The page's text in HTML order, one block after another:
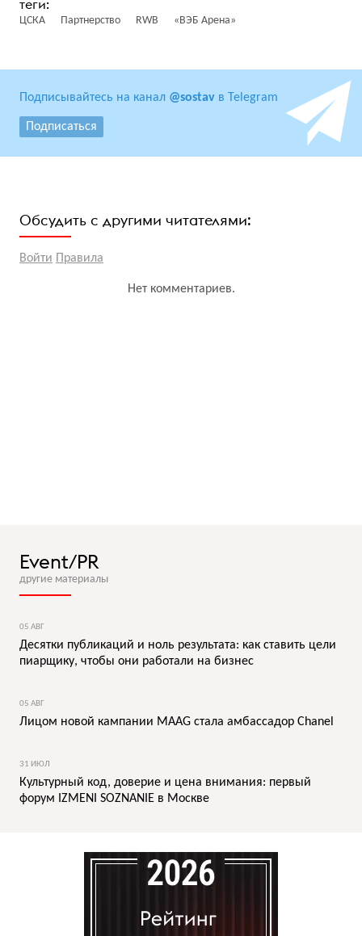
ЦСКА Партнерство RWB «ВЭБ Арена»
Подписывайтесь на канал @sostav в Telegram
Подписаться
Обсудить с другими читателями:
Войти Правила
Нет комментариев.
Event/PR
другие материалы
05 АВГ
Десятки публикаций и ноль результата: как ставить цели
пиарщику, чтобы они работали на бизнес
05 АВГ
Лицом новой кампании MAAG стала амбассадор Chanel
31 ИЮЛ
Культурный код, доверие и цена внимания: первый
форум IZMENI SOZNANIE в Москве